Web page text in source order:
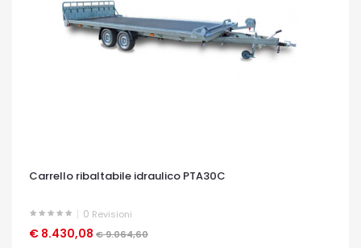
Carrello ribaltabile idraulico PTA30C
0 Revisioni
€ 8.430,08 € 9.064,60
OCCHIATA VELOCE